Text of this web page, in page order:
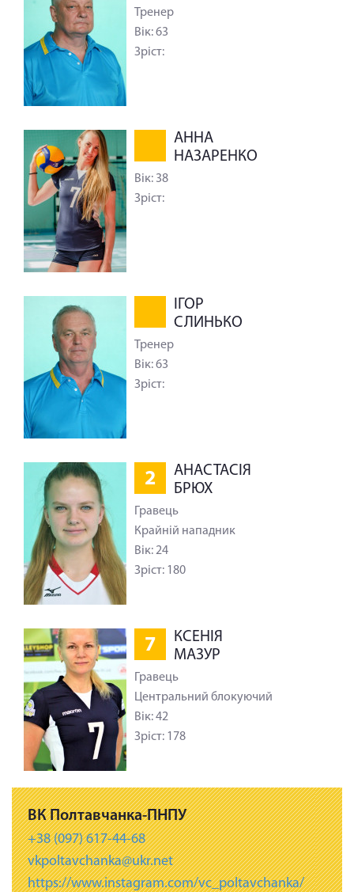
Тренер
Вік: 63
Зріст:
АННА
НАЗАРЕНКО
Вік: 38
Зріст:
ІГОР
СЛИНЬКО
Тренер
Вік: 63
Зріст:
2
АНАСТАСІЯ
БРЮХ
Гравець
Крайній нападник
Вік: 24
Зріст: 180
7
КСЕНІЯ
МАЗУР
Гравець
Центральний блокуючий
Вік: 42
Зріст: 178
ВК Полтавчанка-ПНПУ
+38 (097) 617-44-68
vkpoltavchanka@ukr.net
https://www.instagram.com/vc_poltavchanka/